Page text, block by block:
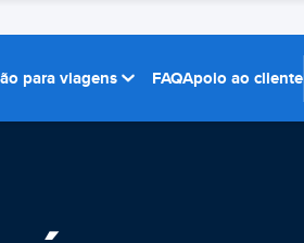
para viagens FAQApoio ao cliente